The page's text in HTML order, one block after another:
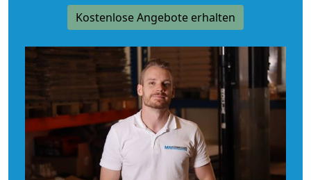
Kostenlose Angebote erhalten